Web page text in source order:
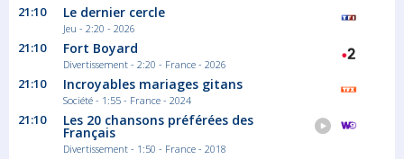
21:10 Le dernier cercle
Jeu - 2:20 - 2026
21:10 Fort Boyard
Divertissement - 2:20 - France - 2026
21:10 Incroyables mariages gitans
Société - 1:55 - France - 2024
21:10 Les 20 chansons préférées des
Français
Divertissement - 1:50 - France - 2018